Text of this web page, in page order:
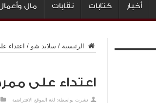
أخبار كتابات نقابات مال
الرئيسية / سلايد شو / اعتداء
اعتداء على
نشرت بواسطة: لغة الموقع الافتراضية